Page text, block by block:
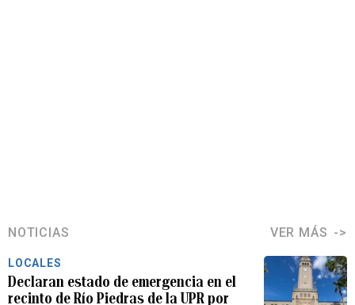
NOTICIAS VER MÁS
LOCALES
Declaran estado de emergencia en el
recinto de Río Piedras de la UPR por